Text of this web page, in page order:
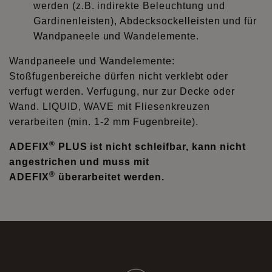
werden (z.B. indirekte Beleuchtung und
Gardinenleisten), Abdecksockelleisten und für
Wandpaneele und Wandelemente.
Wandpaneele und Wandelemente:
Stoßfugenbereiche dürfen nicht verklebt oder
verfugt werden. Verfugung, nur zur Decke oder
Wand. LIQUID, WAVE mit Fliesenkreuzen
verarbeiten (min. 1-2 mm Fugenbreite).
ADEFIX®
PLUS ist nicht schleifbar, kann nicht
angestrichen und muss mit
ADEFIX® überarbeitet werden.